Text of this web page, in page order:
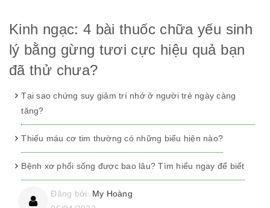
Kinh ngạc: 4 bài thuốc chữa yếu sinh
lý bằng gừng tươi cực hiệu quả bạn
đã thử chưa?
Tại sao chứng suy giảm trí nhớ ở người trẻ ngày càng
tăng?
Thiếu máu cơ tim thường có những biểu hiện nào?
Bệnh xơ phổi sống được bao lâu? Tìm hiểu ngay để biết
Đăng bởi: My Hoàng